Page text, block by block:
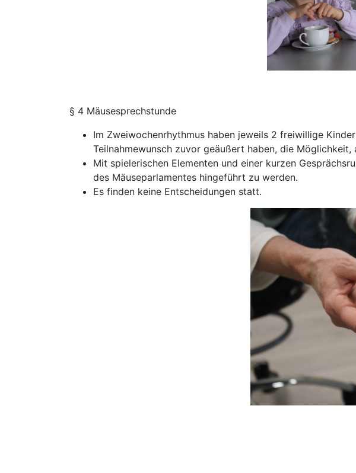
§ 4 Mäusesprechstunde
Im Zweiwochenrhythmus haben jeweils 2 freiwillige
Teilnahmewunsch zuvor geäußert haben, die
Mit spielerischen Elementen und einer kurzen
des Mäuseparlamentes hingeführt zu werden.
Es finden keine Entscheidungen statt.